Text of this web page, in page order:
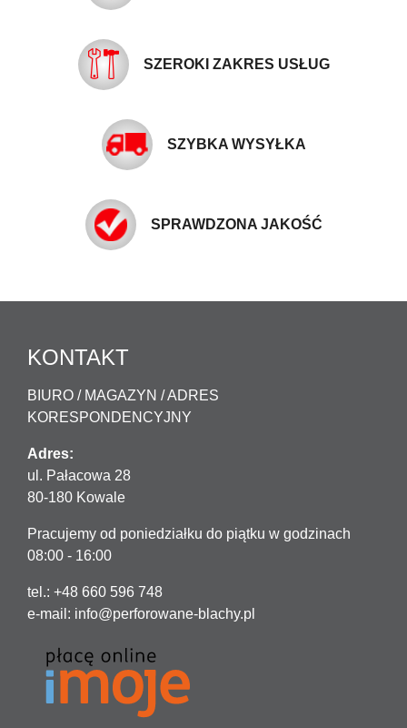
SZEROKI ZAKRES USŁUG
SZYBKA WYSYŁKA
SPRAWDZONA JAKOŚĆ
KONTAKT
BIURO / MAGAZYN / ADRES
KORESPONDENCYJNY
Adres:
ul. Pałacowa 28
80-180 Kowale
Pracujemy od poniedziałku do piątku w godzinach
08:00 - 16:00
tel.: +48 660 596 748
e-mail: info@perforowane-blachy.pl